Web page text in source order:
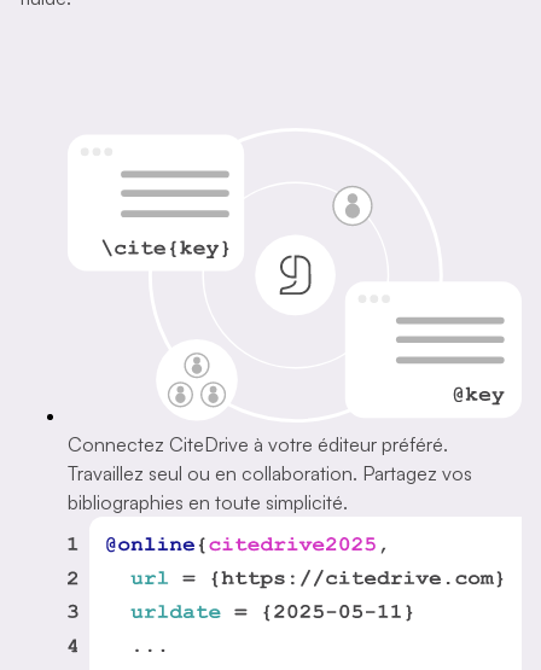
Connectez CiteDrive à votre éditeur préféré.
Travaillez seul ou en collaboration. Partagez vos
bibliographies en toute simplicité.